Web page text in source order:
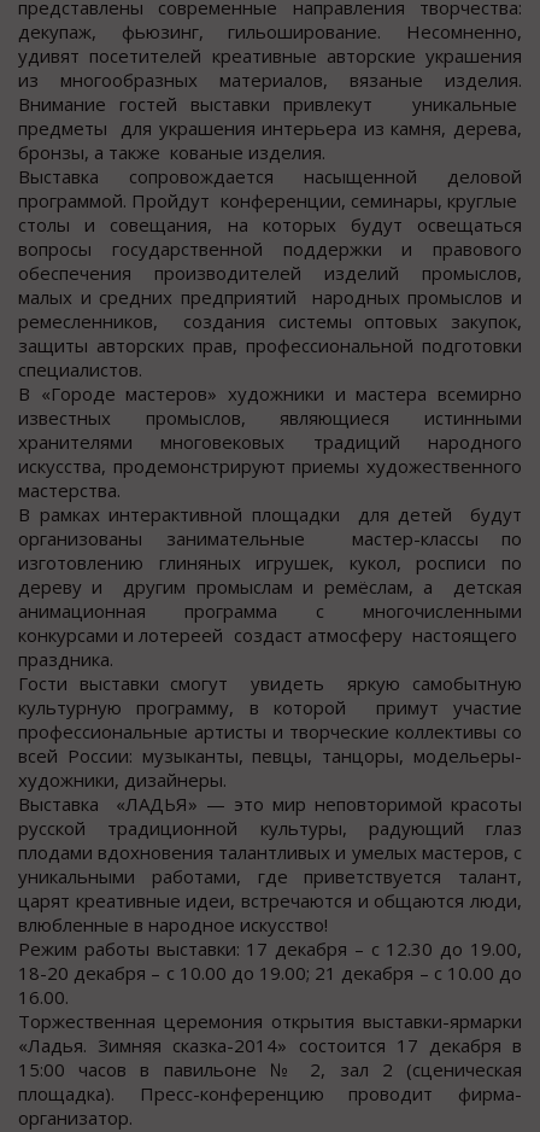
представлены современные направления творчества:
декупаж, фьюзинг, гильоширование. Несомненно,
удивят посетителей креативные авторские украшения
из многообразных материалов, вязаные изделия.
Внимание гостей выставки привлекут уникальные
предметы для украшения интерьера из камня, дерева,
бронзы, а также кованые изделия.
Выставка сопровождается насыщенной деловой
программой. Пройдут конференции, семинары, круглые
столы и совещания, на которых будут освещаться
вопросы государственной поддержки и правового
обеспечения производителей изделий промыслов,
малых и средних предприятий народных промыслов и
ремесленников, создания системы оптовых закупок,
защиты авторских прав, профессиональной подготовки
специалистов.
В «Городе мастеров» художники и мастера всемирно
известных промыслов, являющиеся истинными
хранителями многовековых традиций народного
искусства, продемонстрируют приемы художественного
мастерства.
В рамках интерактивной площадки для детей будут
организованы занимательные мастер-классы по
изготовлению глиняных игрушек, кукол, росписи по
дереву и другим промыслам и ремёслам, а детская
анимационная программа с многочисленными
конкурсами и лотереей создаст атмосферу настоящего
праздника.
Гости выставки смогут увидеть яркую самобытную
культурную программу, в которой примут участие
профессиональные артисты и творческие коллективы со
всей России: музыканты, певцы, танцоры, модельеры-
художники, дизайнеры.
Выставка «ЛАДЬЯ» — это мир неповторимой красоты
русской традиционной культуры, радующий глаз
плодами вдохновения талантливых и умелых мастеров, с
уникальными работами, где приветствуется талант,
царят креативные идеи, встречаются и общаются люди,
влюбленные в народное искусство!
Режим работы выставки: 17 декабря – с 12.30 до 19.00,
18-20 декабря – с 10.00 до 19.00; 21 декабря – с 10.00 до
16.00.
Торжественная церемония открытия выставки-ярмарки
«Ладья. Зимняя сказка-2014» состоится 17 декабря в
15:00 часов в павильоне № 2, зал 2 (сценическая
площадка). Пресс-конференцию проводит фирма-
организатор.